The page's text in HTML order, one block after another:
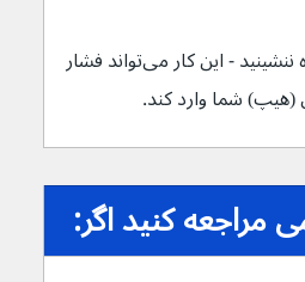
روی صندلی‌های کوتاه ننشینید - این کار می‌تواند فشار
شما وارد کند.
کنید اگر: